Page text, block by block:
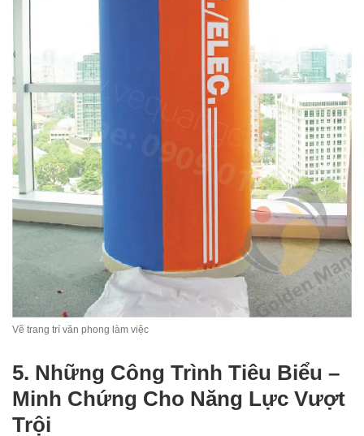
Vẽ trang trí văn phong làm việc
5. Những Công Trình Tiêu Biểu –
Minh Chứng Cho Năng Lực Vượt
Trội